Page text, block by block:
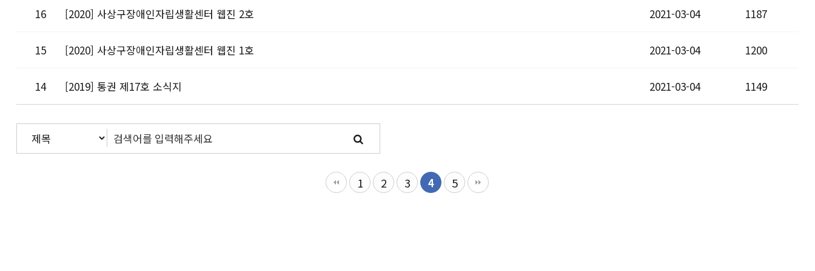
16 [2020] 사상구장애인자립생활센터 웹진 2호 2021-03-04 1187
15 [2020] 사상구장애인자립생활센터 웹진 1호 2021-03-04 1200
14 [2019] 통권 제17호 소식지 2021-03-04 1149
1 2 3 4 5